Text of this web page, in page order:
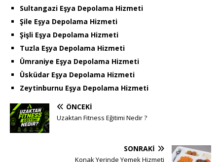
Sultangazi Eşya Depolama Hizmeti
Şile Eşya Depolama Hizmeti
Şişli Eşya Depolama Hizmeti
Tuzla Eşya Depolama Hizmeti
Ümraniye Eşya Depolama Hizmeti
Üsküdar Eşya Depolama Hizmeti
Zeytinburnu Eşya Depolama Hizmeti
ÖNCEKI
Uzaktan Fitness Eğitimi Nedir ?
SONRAKI
Konak Yerinde Yemek Hizmeti